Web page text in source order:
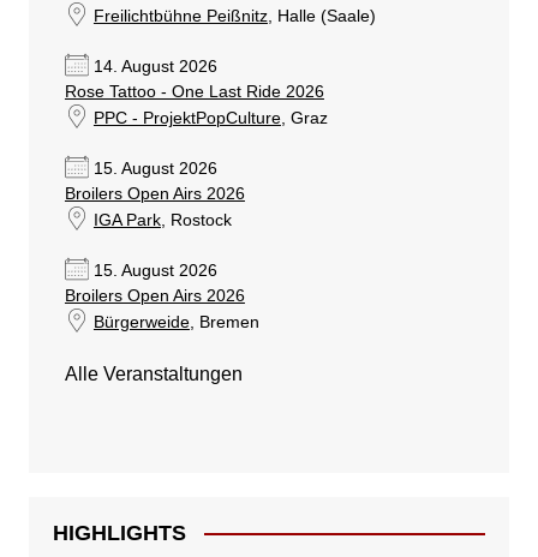
Freilichtbühne Peißnitz, Halle (Saale)
14. August 2026
Rose Tattoo - One Last Ride 2026
PPC - ProjektPopCulture, Graz
15. August 2026
Broilers Open Airs 2026
IGA Park, Rostock
15. August 2026
Broilers Open Airs 2026
Bürgerweide, Bremen
Alle Veranstaltungen
HIGHLIGHTS